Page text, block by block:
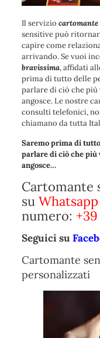
Il servizio
sensitive può
capire come
arrivando. Se vuoi
bravissima, affidati
prima di tutto delle
parlare di ciò che più
angosce. Le nostre
consulti telefonici,
chiamano da tutta
Saremo prima di
parlare di ciò che più
angosce…
Cartomante
su Whatsapp
numero: +39
Seguici su
Cartomante
personalizzati